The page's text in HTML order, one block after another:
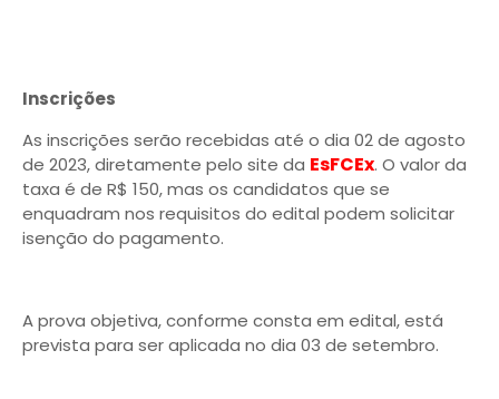
Inscrições
As inscrições serão recebidas até o dia 02 de agosto
de 2023, diretamente pelo site da EsFCEx. O valor da
taxa é de R$ 150, mas os candidatos que se
enquadram nos requisitos do edital podem solicitar
isenção do pagamento.
A prova objetiva, conforme consta em edital, está
prevista para ser aplicada no dia 03 de setembro.